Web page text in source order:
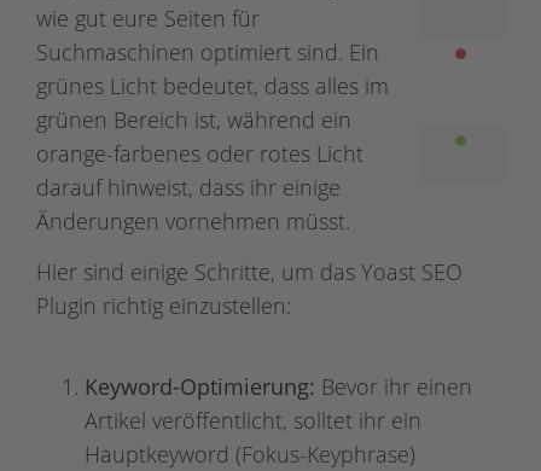
wie gut eure Seiten für
Suchmaschinen optimiert sind. Ein
grünes Licht bedeutet, dass alles im
grünen Bereich ist, während ein
orange-farbenes oder rotes Licht
darauf hinweist, dass ihr einige
Änderungen vornehmen müsst.
Hier sind einige Schritte, um das Yoast SEO
Plugin richtig einzustellen:
Keyword-Optimierung: Bevor ihr einen
Artikel veröffentlicht, solltet ihr ein
Hauptkeyword (Fokus-Keyphrase)